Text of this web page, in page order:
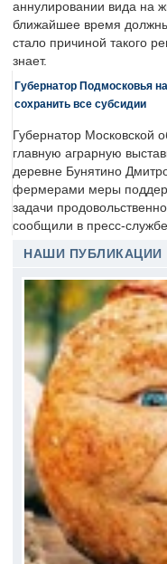
аннулировании вида на
ближайшее время
стало причиной такого
знает.
Губернатор Подмосковья
сохранить все субсидии
Губернатор Московской
главную аграрную
деревне Бунятино
фермерами меры
задачи
сообщили в пресс-
НАШИ ПУБЛИКАЦИИ